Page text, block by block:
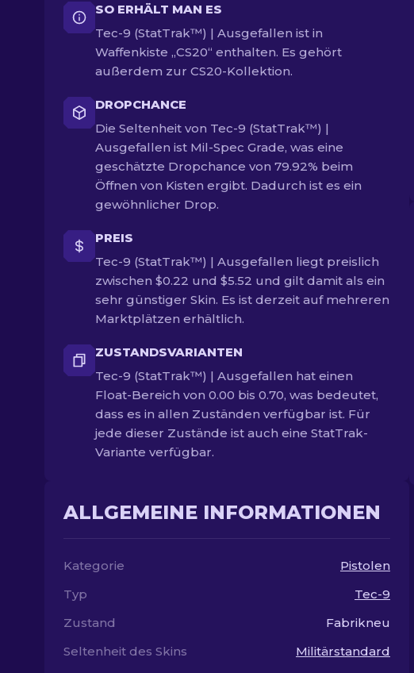
SO ERHÄLT MAN ES
Tec-9 (StatTrak™) | Ausgefallen ist in
Waffenkiste „CS20“ enthalten. Es gehört
außerdem zur CS20-Kollektion.
DROPCHANCE
Die Seltenheit von Tec-9 (StatTrak™) |
Ausgefallen ist Mil-Spec Grade, was eine
geschätzte Dropchance von 79.92% beim
Öffnen von Kisten ergibt. Dadurch ist es ein
gewöhnlicher Drop.
PREIS
Tec-9 (StatTrak™) | Ausgefallen liegt preislich
zwischen $0.22 und $5.52 und gilt damit als ein
sehr günstiger Skin. Es ist derzeit auf mehreren
Marktplätzen erhältlich.
ZUSTANDSVARIANTEN
Tec-9 (StatTrak™) | Ausgefallen hat einen
Float-Bereich von 0.00 bis 0.70, was bedeutet,
dass es in allen Zuständen verfügbar ist. Für
jede dieser Zustände ist auch eine StatTrak-
Variante verfügbar.
ALLGEMEINE INFORMATIONEN
Kategorie
Pistolen
Typ
Tec-9
Zustand
Fabrikneu
Seltenheit des Skins
Militärstandard